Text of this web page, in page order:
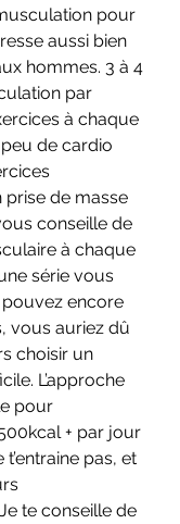
pour
aussi bien
hommes. 3 à 4
par
à chaque
de cardio
prise de masse
conseille de
à chaque
série vous
encore
vous auriez dû
choisir un
L’approche
pour
+ par jour
pas, et
te conseille de